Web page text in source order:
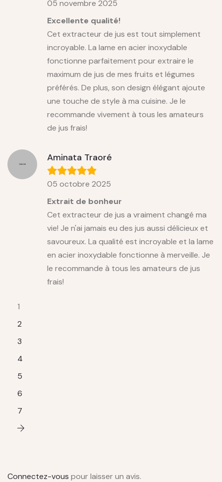
05 novembre 2025
Excellente qualité!
Cet extracteur de jus est tout simplement
incroyable. La lame en acier inoxydable
fonctionne parfaitement pour extraire le
maximum de jus de mes fruits et légumes
préférés. De plus, son design élégant ajoute
une touche de style à ma cuisine. Je le
recommande vivement à tous les amateurs
de jus frais!
Aminata Traoré
05 octobre 2025
Extrait de bonheur
Cet extracteur de jus a vraiment changé ma
vie! Je n'ai jamais eu des jus aussi délicieux et
savoureux. La qualité est incroyable et la lame
en acier inoxydable fonctionne à merveille. Je
le recommande à tous les amateurs de jus
frais!
1
2
3
4
5
6
7
Connectez-vous pour laisser un avis.